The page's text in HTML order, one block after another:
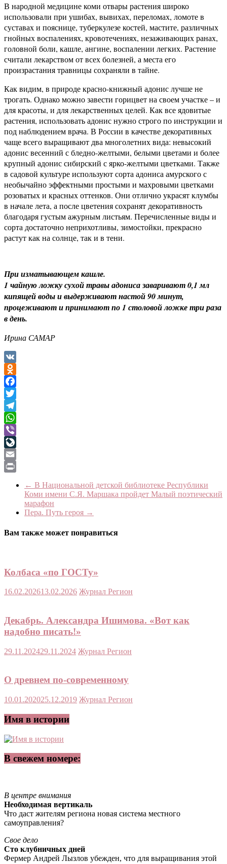
В народной медицине коми отвары растения широко
использовали при ушибах, вывихах, переломах, ломоте в
суставах и пояснице, туберкулезе костей, мастите, различных
гнойных воспалениях, кровотечениях, незаживающих ранах,
головной боли, кашле, ангине, воспалении легких. Растение
считали лекарством от всех болезней, а места его
произрастания травницы сохраняли в тайне.
Как видим, в природе красно-книжный адонис лучше не
трогать. Однако можно завести горицвет на своем участке – и
для красоты, и для лекарственных целей. Как все ядовитые
растения, использовать адонис нужно строго по инструкции и
под наблюдением врача. В России в качестве декоративных
чаще всего выращивают два многолетних вида: невысокий
адонис весенний с бледно-желтыми, белыми цветами и более
крупный адонис сибирский с ярко-желтыми цветками. Также
в садовой культуре используют сорта адониса амурского с
необычайно эффектными простыми и махровыми цветками
розоватых и красных оттенков. Они отлично украсят клумбы
в начале лета, а после цветения сохранят декоративность
благодаря густым ажурным листьям. Перечисленные виды и
сорта достаточно неприхотливы, зимостойки, прекрасно
растут как на солнце, так и в тени.
При изматывающем кашле.
1 чайную ложку сухой травы адониса заваривают 0,1 мл
кипящей воды и выдерживают настой 90 минут,
процеживают и принимают по 1 столовой ложке три раза
в день.
Ирина САМАР
VK
Odnoklassniki
Facebook
Twitter
Telegram
WhatsApp
Viber
LiveJournal
Email
← В Национальной детской библиотеке Республики
Коми имени С.Я. Маршака пройдет Малый поэтический
марафон
Пера. Путь героя →
Вам также может понравиться
Колбаса «по ГОСТу»
16.02.202613.02.2026 Журнал Регион
Декабрь. Александра Ишимова. «Вот как
надобно писать!»
29.11.202429.11.2024 Журнал Регион
О древнем по-современному
10.01.202025.12.2019 Журнал Регион
Имя в истории
В свежем номере:
В центре внимания
Необходимая вертикаль
Что даст жителям региона новая система местного
самоуправления?
Свое дело
Сто клубничных дней
Фермер Андрей Лызлов убежден, что для выращивания этой